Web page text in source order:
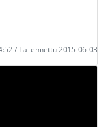
/ Tallennettu 2015-06-03